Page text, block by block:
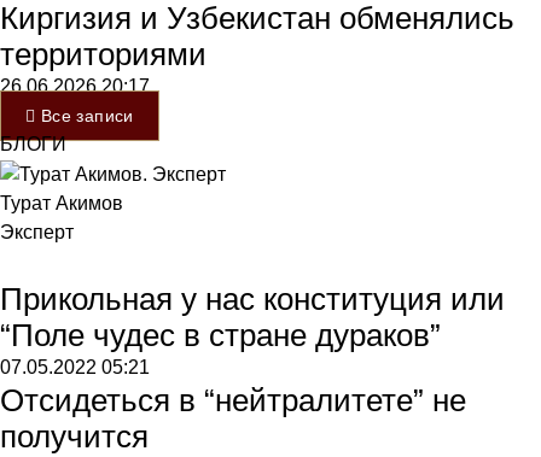
Киргизия и Узбекистан обменялись
территориями
26.06.202620:17
Все записи
БЛОГИ
Турат Акимов
Эксперт
Прикольная у нас конституция или
“Поле чудес в стране дураков”
07.05.2022 05:21
Отсидеться в “нейтралитете” не
получится